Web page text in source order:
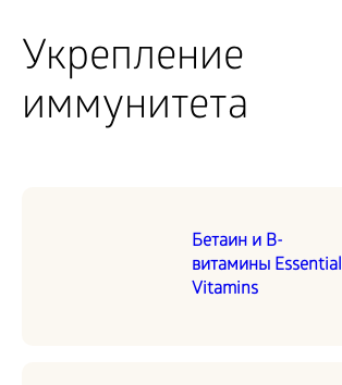
Укрепление
иммунитета
Бетаин и В-
витамины Essential
Vitamins